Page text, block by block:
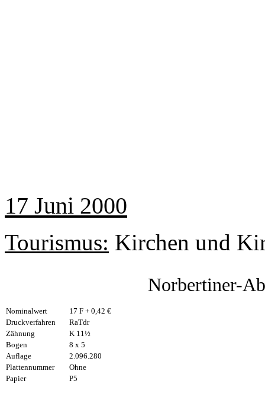
17 Juni 2000
Tourismus: Kirchen und
Norbertiner-
Nominalwert
17 F + 0,42 €
Druckverfahren
RaTdr
Zähnung
K 11½
Bogen
8 x 5
Auflage
2.096.280
Plattennummer
Ohne
Papier
P5